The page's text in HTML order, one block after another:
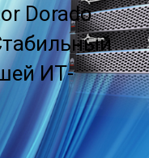
Dorado
ИТ-